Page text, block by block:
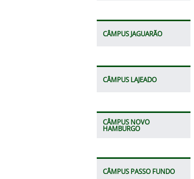
CÂMPUS JAGUARÃO
CÂMPUS LAJEADO
CÂMPUS NOVO
HAMBURGO
CÂMPUS PASSO FUNDO